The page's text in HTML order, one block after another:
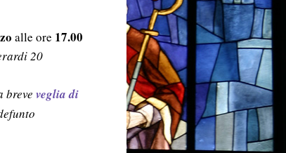
alle ore 17.00
20
breve veglia di